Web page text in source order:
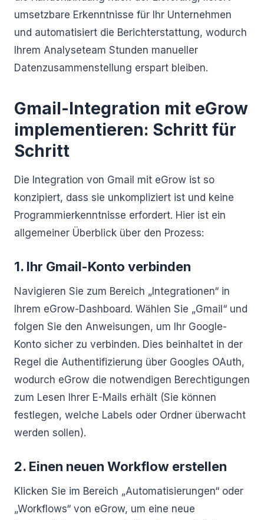
umsetzbare Erkenntnisse für Ihr Unternehmen
und automatisiert die Berichterstattung, wodurch
Ihrem Analyseteam Stunden manueller
Datenzusammenstellung erspart bleiben.
Gmail-Integration mit eGrow
implementieren: Schritt für
Schritt
Die Integration von Gmail mit eGrow ist so
konzipiert, dass sie unkompliziert ist und keine
Programmierkenntnisse erfordert. Hier ist ein
allgemeiner Überblick über den Prozess:
1. Ihr Gmail-Konto verbinden
Navigieren Sie zum Bereich „Integrationen“ in
Ihrem eGrow-Dashboard. Wählen Sie „Gmail“ und
folgen Sie den Anweisungen, um Ihr Google-
Konto sicher zu verbinden. Dies beinhaltet in der
Regel die Authentifizierung über Googles OAuth,
wodurch eGrow die notwendigen Berechtigungen
zum Lesen Ihrer E-Mails erhält (Sie können
festlegen, welche Labels oder Ordner überwacht
werden sollen).
2. Einen neuen Workflow erstellen
Klicken Sie im Bereich „Automatisierungen“ oder
„Workflows“ von eGrow, um eine neue